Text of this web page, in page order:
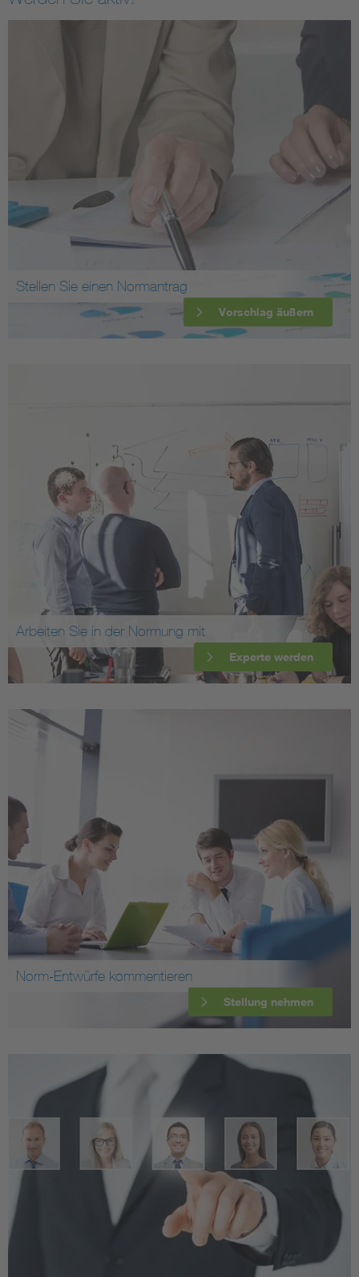
Stellen Sie einen Normantrag
Vorschlag äußern
Arbeiten Sie in der Normung mit
Experte werden
Norm-Entwürfe kommentieren
Stellung nehmen